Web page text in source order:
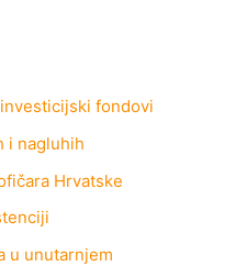
fondovi
i nagluhih
Hrvatske
u unutarnjem